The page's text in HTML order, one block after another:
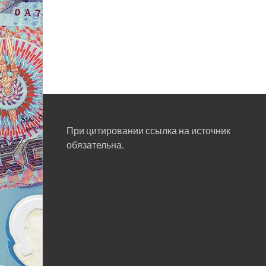
При цитировании ссылка на источник
обязательна.